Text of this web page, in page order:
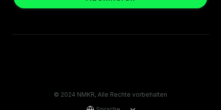
© 2024 NMKR, Alle Rechte vorbehalten